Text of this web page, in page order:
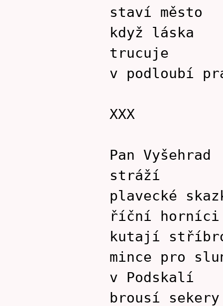
staví město
když láska
trucuje
v podloubí
XXX
Pan Vyšehrad
stráží
plavecké
říční horníci
kutají
mince pro
v Podskalí
brousí sekery